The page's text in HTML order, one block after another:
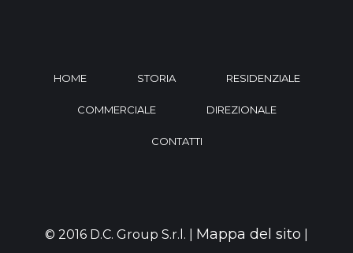
HOME STORIA RESIDENZIALE
COMMERCIALE DIREZIONALE
CONTATTI
© 2016 D.C. Group S.r.l. | Mappa del sito